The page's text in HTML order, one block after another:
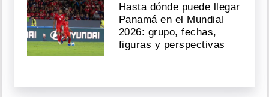
Hasta dónde puede llegar
Panamá en el Mundial
2026: grupo, fechas,
figuras y perspectivas